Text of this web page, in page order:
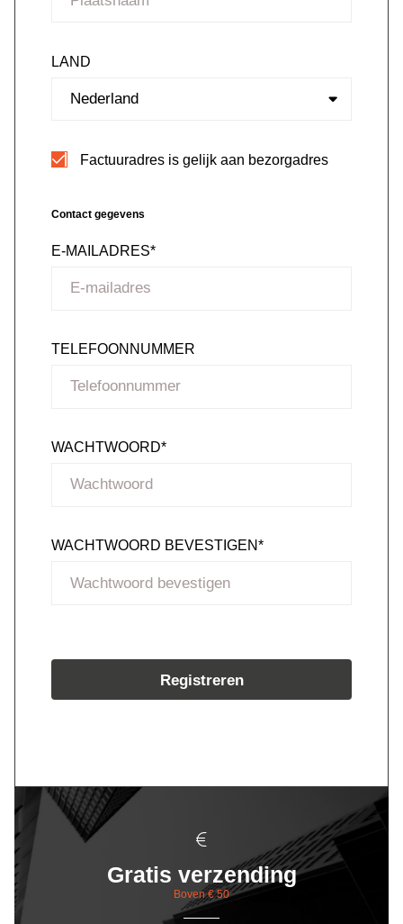
LAND
Factuuradres is gelijk aan bezorgadres
Contact gegevens
E-MAILADRES*
TELEFOONNUMMER
WACHTWOORD*
WACHTWOORD BEVESTIGEN*
Registreren
Gratis verzending
Boven € 50